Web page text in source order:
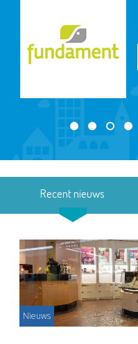
Recent nieuws
Nieuws